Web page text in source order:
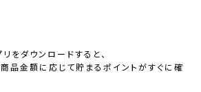
をダウンロードすると、
品金額に応じて貯まるポイントがすぐに確